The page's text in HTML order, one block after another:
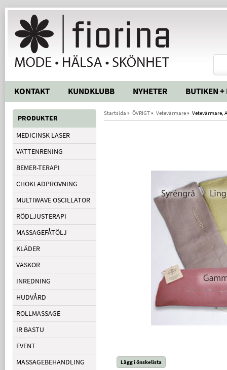
KONTAKT KUNDKLUBB NYHETER BUTIKEN +
PRODUKTER
MEDICINSK LASER
VATTENRENING
BEMER-TERAPI
CHOKLADPROVNING
MULTIWAVE OSCILLATOR
RÖDLJUSTERAPI
MASSAGEFÅTÖLJ
KLÄDER
VÄSKOR
INREDNING
HUDVÅRD
ROLLMASSAGE
IR BASTU
EVENT
MASSAGEBEHANDLING
Startsida » ÖVRIGT» Vetevärmare» Vetevärmare,
Lägg i önskelista